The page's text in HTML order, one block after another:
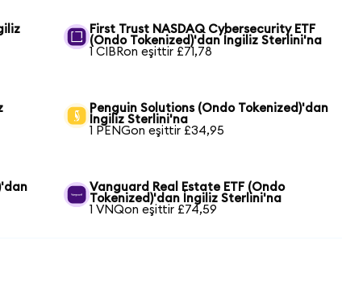
First Trust NASDAQ Cybersecurity ETF
(Ondo Tokenized)'dan İngiliz Sterlini'na
1 CIBRon eşittir £71,78
Penguin Solutions (Ondo Tokenized)'dan
İngiliz Sterlini'na
1 PENGon eşittir £34,95
Vanguard Real Estate ETF (Ondo
Tokenized)'dan İngiliz Sterlini'na
1 VNQon eşittir £74,59